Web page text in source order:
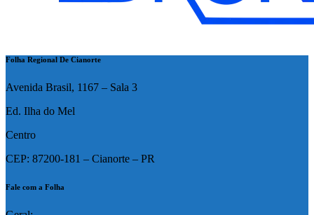
Folha Regional De Cianorte
Avenida Brasil, 1167 – Sala 3
Ed. Ilha do Mel
Centro
CEP: 87200-181 – Cianorte – PR
Fale com a Folha